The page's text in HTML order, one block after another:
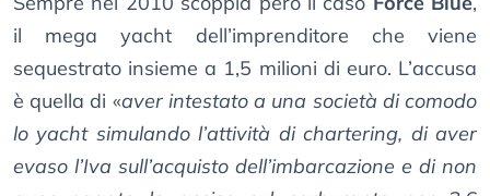
il mega yacht dell’imprenditore che viene
sequestrato insieme a 1,5 milioni di euro. L’accusa
è quella di «aver intestato a una società di comodo
lo yacht simulando l’attività di chartering, di aver
evaso l’Iva sull’acquisto dell’imbarcazione e di non